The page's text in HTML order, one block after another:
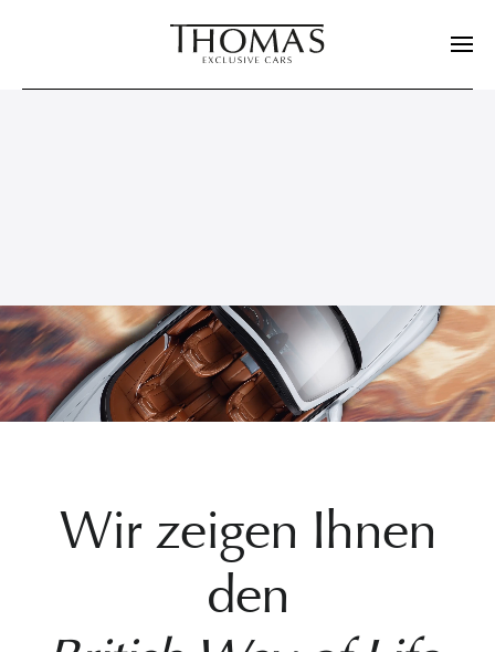
Zum Hauptinhalt springen
Wir zeigen Ihnen
den